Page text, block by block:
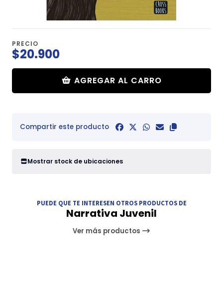
PRECIO
$20.900
AGREGAR AL CARRO
Compartir este producto
Mostrar stock de ubicaciones
PUEDE QUE TE INTERESEN OTROS PRODUCTOS DE
Narrativa Juvenil
Ver más productos